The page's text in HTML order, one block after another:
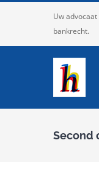
Uw
bankrecht.
Second